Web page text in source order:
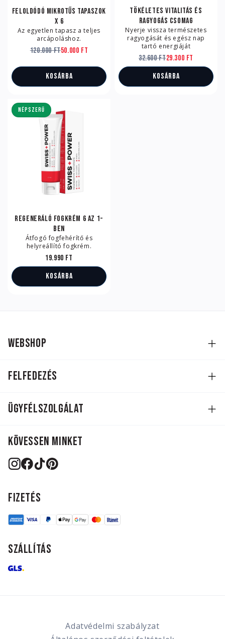
Feloldódó mikrotűs tapaszok
x 6
Az egyetlen tapasz a teljes
arcápoláshoz.
120.000 Ft50.000 Ft
Kosárba
Tökéletes vitalitás és
ragyogás csomag
Nyerje vissza természetes
ragyogását és egész nap
tartó energiáját
32.600 Ft29.300 Ft
Kosárba
NÉPSZERŰ
Regeneráló fogkrém 6 az 1-
ben
Átfogó fogfehérítő és
helyreállító fogkrém.
19.990 Ft
Kosárba
WEBSHOP
FELFEDEZÉS
Ügyfélszolgálat
KÖVESSEN MINKET
FIZETÉS
SZÁLLÍTÁS
Adatvédelmi szabályzat